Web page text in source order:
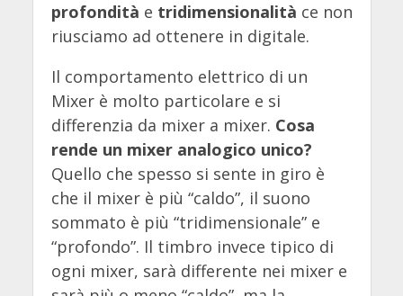
profondità e tridimensionalità ce non
riusciamo ad ottenere in digitale.
Il comportamento elettrico di un
Mixer è molto particolare e si
differenzia da mixer a mixer. Cosa
rende un mixer analogico unico?
Quello che spesso si sente in giro è
che il mixer è più “caldo”, il suono
sommato è più “tridimensionale” e
“profondo”. Il timbro invece tipico di
ogni mixer, sarà differente nei mixer e